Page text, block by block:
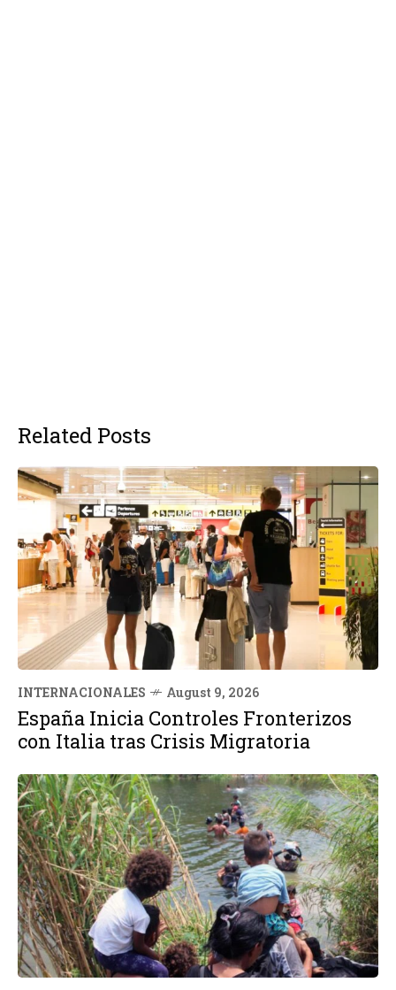
Related Posts
INTERNACIONALES August 9, 2026
España Inicia Controles Fronterizos
con Italia tras Crisis Migratoria